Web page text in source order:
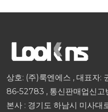
상호: (주)룩엔에스 , 대표자:
86-52783 , 통신판매업신고
본사 : 경기도 하남시 미사